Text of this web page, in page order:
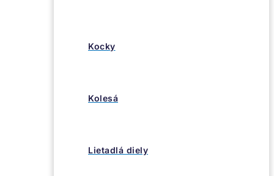
Kocky
Kolesá
Lietadlá diely